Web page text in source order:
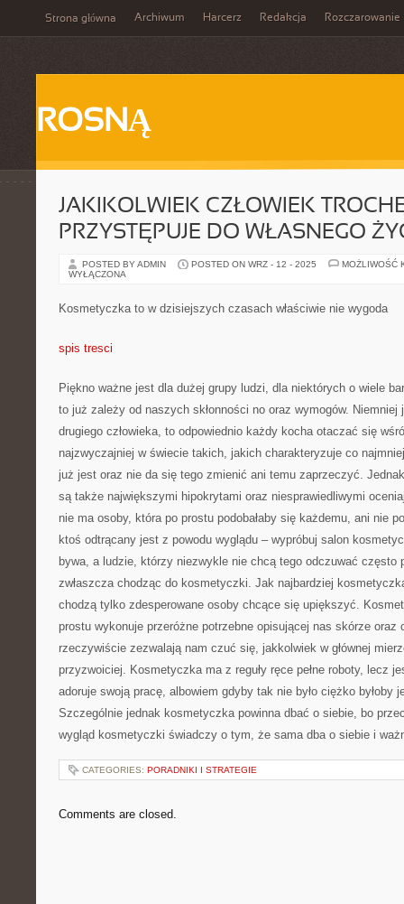
Strona główna Archiwum Harcerz Redakcja Rozczarowanie
ROSNĄ
JAKIKOLWIEK CZŁOWIEK
PRZYSTĘPUJE DO WŁASNEGO
POSTED BY ADMIN POSTED ON WRZ - 12 - 2025
MOŻLIWOŚĆ
WYŁĄCZONA
Kosmetyczka to w dzisiejszych czasach właściwie nie wygoda
spis tresci
Piękno ważne jest dla dużej grupy ludzi, dla niektórych o wiele
to już zależy od naszych skłonności no oraz wymogów.
drugiego człowieka, to odpowiednio każdy kocha otaczać się
najzwyczajniej w świecie takich, jakich charakteryzuje co
już jest oraz nie da się tego zmienić ani temu zaprzeczyć.
są także największymi hipokrytami oraz niesprawiedliwymi
nie ma osoby, która po prostu podobałaby się każdemu, ani nie
ktoś odtrącany jest z powodu wyglądu – wypróbuj salon
bywa, a ludzie, którzy niezwykle nie chcą tego odczuwać często
zwłaszcza chodząc do kosmetyczki. Jak najbardziej
chodzą tylko zdesperowane osoby chcące się upiększyć.
prostu wykonuje przeróżne potrzebne opisującej nas skórze oraz
rzeczywiście zezwalają nam czuć się, jakkolwiek w głównej
przyzwoiciej. Kosmetyczka ma z reguły ręce pełne roboty, lecz
adoruje swoją pracę, albowiem gdyby tak nie było ciężko byłoby
Szczególnie jednak kosmetyczka powinna dbać o siebie, bo
wygląd kosmetyczki świadczy o tym, że sama dba o siebie i
CATEGORIES: PORADNIKI I STRATEGIE
Comments are closed.